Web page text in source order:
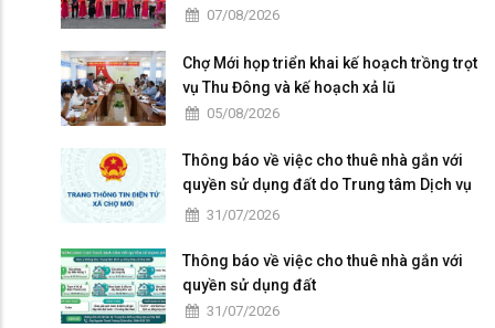
07/08/2026
Chợ Mới họp triển khai kế hoạch trồng trọt
vụ Thu Đông và kế hoạch xả lũ
05/08/2026
Thông báo về việc cho thuê nhà gắn với
quyền sử dụng đất do Trung tâm Dịch vụ
tổng hợp xã Chợ Mới quản lý, khai thác
31/07/2026
Thông báo về việc cho thuê nhà gắn với
quyền sử dụng đất
31/07/2026